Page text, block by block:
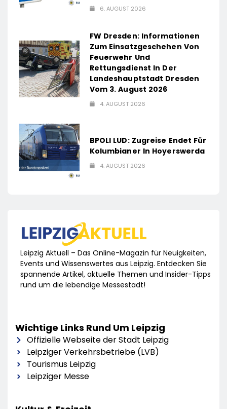
6. AUGUST 2026
FW Dresden: Informationen
Zum Einsatzgeschehen Von
Feuerwehr Und
Rettungsdienst In Der
Landeshauptstadt Dresden
Vom 3. August 2026
4. AUGUST 2026
BPOLI LUD: Zugreise Endet Für
Kolumbianer In Hoyerswerda
4. AUGUST 2026
Leipzig Aktuell – Das Online-Magazin für Neuigkeiten,
Events und Wissenswertes aus Leipzig. Entdecken Sie
spannende Artikel, aktuelle Themen und Insider-Tipps
rund um die lebendige Messestadt!
Wichtige Links Rund Um Leipzig
Offizielle Webseite der Stadt Leipzig
Leipziger Verkehrsbetriebe (LVB)
Tourismus Leipzig
Leipziger Messe